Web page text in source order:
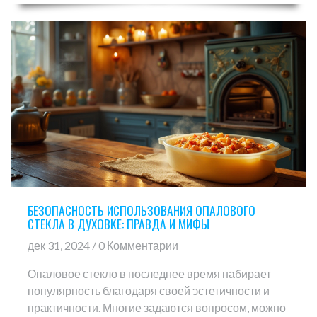
правильно её использовать в духовке.
БЕЗОПАСНОСТЬ ИСПОЛЬЗОВАНИЯ ОПАЛОВОГО
СТЕКЛА В ДУХОВКЕ: ПРАВДА И МИФЫ
дек 31, 2024 / 0 Комментарии
Опаловое стекло в последнее время набирает
популярность благодаря своей эстетичности и
практичности. Многие задаются вопросом, можно